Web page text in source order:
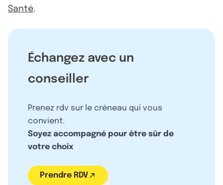
Santé.
Échangez avec un
conseiller
Prenez rdv sur le créneau qui vous
convient.
Soyez accompagné pour être sûr de
votre choix
Prendre RDV